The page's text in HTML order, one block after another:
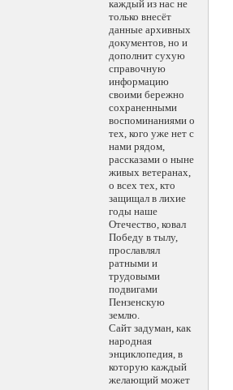
каждый из нас не
только внесёт
данные архивных
документов, но и
дополнит сухую
справочную
информацию
своими бережно
сохраненными
воспоминаниями о
тех, кого уже нет с
нами рядом,
рассказами о ныне
живых ветеранах,
о всех тех, кто
защищал в лихие
годы наше
Отечество, ковал
Победу в тылу,
прославлял
ратными и
трудовыми
подвигами
Пензенскую
землю.
Сайт задуман, как
народная
энциклопедия, в
которую каждый
желающий может